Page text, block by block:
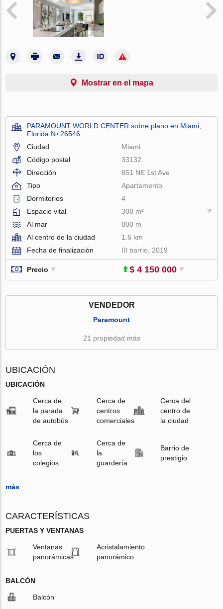
Mostrar en el mapa
PARAMOUNT WORLD CENTER sobre plano en Miami,
Florida № 26546
Ciudad
Miami
Código postal
33132
Dirección
851 NE 1st Ave
Tipo
Apartamento
Dormitorios
4
Espacio vital
308 m²
Al mar
800 m
Al centro de la ciudad
1.6 km
Fecha de finalización
III barrio, 2019
Precio $ 4 150 000
VENDEDOR
Paramount
21 propiedad más
UBICACIÓN
UBICACIÓN
Cerca de
la parada
de autobús
Cerca de
centros
comerciales
Cerca del
centro de
la ciudad
Cerca de
los
colegios
Cerca de
la
guardería
Barrio de
prestigio
más
CARACTERÍSTICAS
PUERTAS Y VENTANAS
Ventanas
panorámicas
Acristalamiento
panorámico
BALCÓN
Balcón